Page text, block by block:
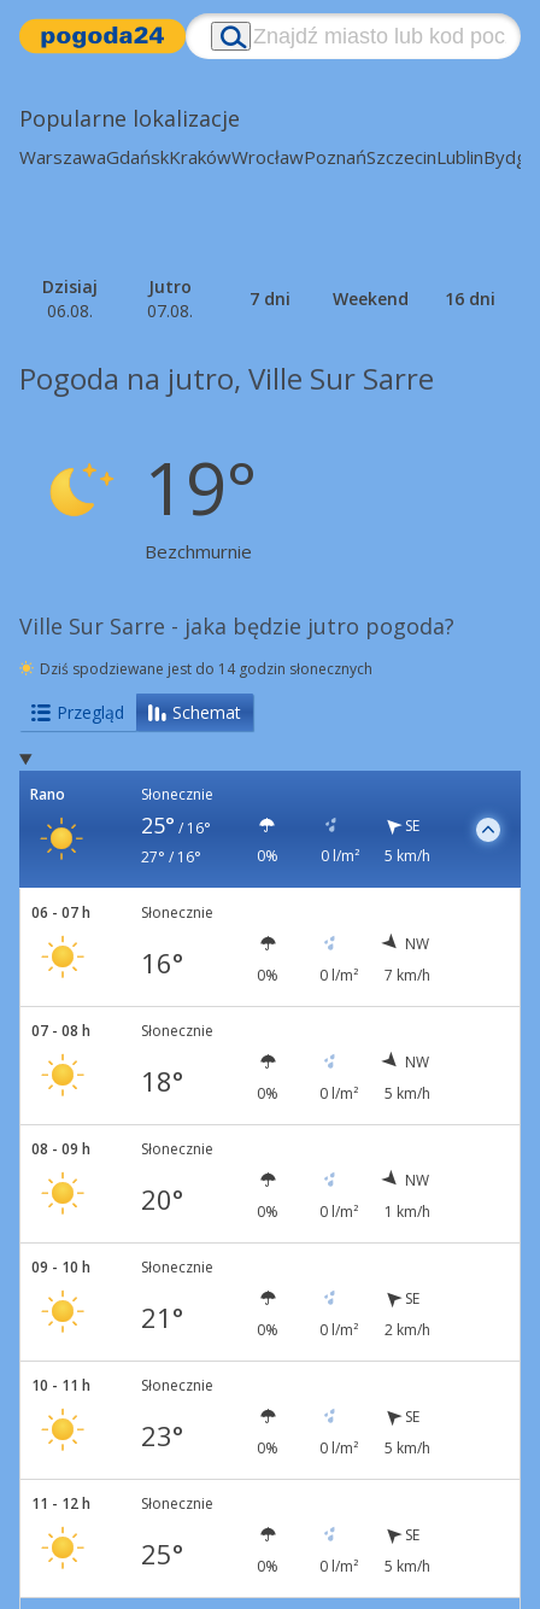
Popularne lokalizacje
WarszawaGdańskKrakówWrocławPoznańSzczecinLublin
Dzisiaj
06.08.
Jutro
07.08.
7 dni Weekend 16 dni
Pogoda na jutro, Ville Sur Sarre
19°
Bezchmurnie
Ville Sur Sarre - jaka będzie jutro pogoda?
Dziś spodziewane jest do 14 godzin słonecznych
Przegląd Schemat
Rano Słonecznie
25° / 16°
27° / 16°
0% 0 l/m²
SE
5 km/h
06 - 07 h Słonecznie
16° 0% 0 l/m²
NW
7 km/h
07 - 08 h Słonecznie
18° 0% 0 l/m²
NW
5 km/h
08 - 09 h Słonecznie
20° 0% 0 l/m²
NW
1 km/h
09 - 10 h Słonecznie
21° 0% 0 l/m²
SE
2 km/h
10 - 11 h Słonecznie
23° 0% 0 l/m²
SE
5 km/h
11 - 12 h Słonecznie
25° 0% 0 l/m²
SE
5 km/h